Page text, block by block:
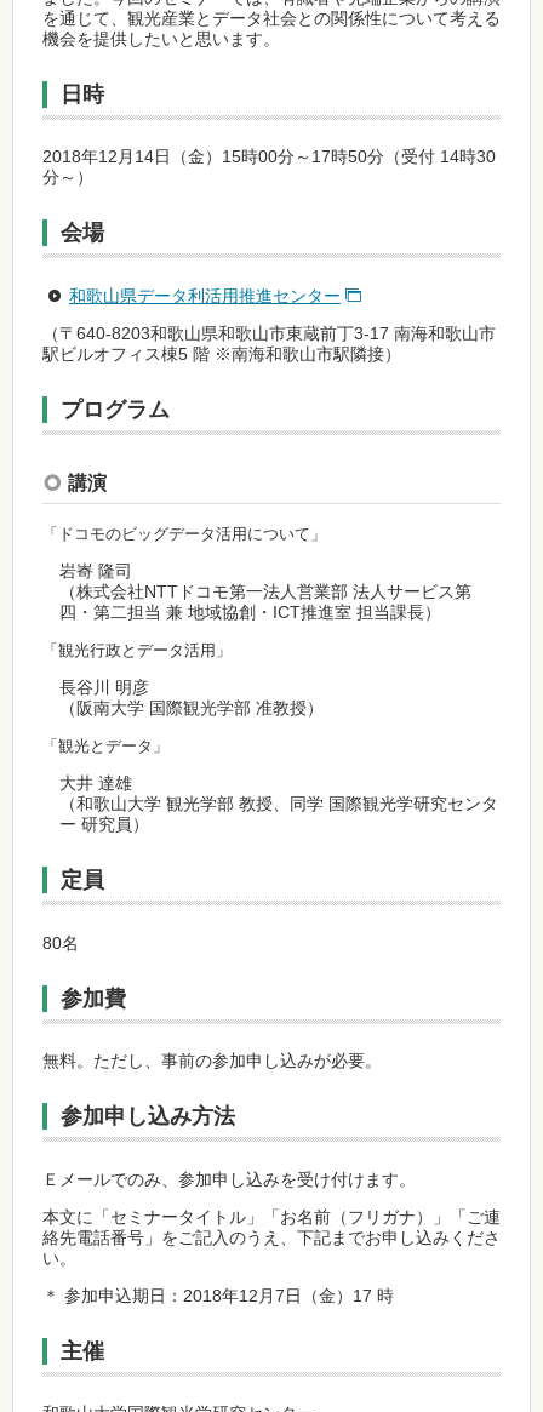
を通じて、観光産業とデータ社会との関係性について考える
機会を提供したいと思います。
日時
2018年12月14日（金）15時00分～17時50分（受付 14時30
分～）
会場
和歌山県データ利活用推進センター
（〒640-8203和歌山県和歌山市東蔵前丁3-17 南海和歌山市
駅ビルオフィス棟5 階 ※南海和歌山市駅隣接）
プログラム
講演
「ドコモのビッグデータ活用について」
岩㟢 隆司
（株式会社NTTドコモ第一法人営業部 法人サービス第
四・第二担当 兼 地域協創・ICT推進室 担当課長）
「観光行政とデータ活用」
長谷川 明彦
（阪南大学 国際観光学部 准教授）
「観光とデータ」
大井 達雄
（和歌山大学 観光学部 教授、同学 国際観光学研究センタ
ー 研究員）
定員
80名
参加費
無料。ただし、事前の参加申し込みが必要。
参加申し込み方法
Ｅメールでのみ、参加申し込みを受け付けます。
本文に「セミナータイトル」「お名前（フリガナ）」「ご連
絡先電話番号」をご記入のうえ、下記までお申し込みくださ
い。
＊ 参加申込期日：2018年12月7日（金）17 時
主催